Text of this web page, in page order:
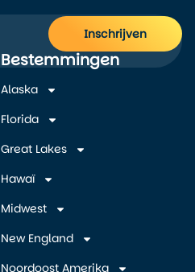
Bestemmingen
Alaska
Florida
Great Lakes
Hawaï
Midwest
New England
Noordoost Amerika
Inschrijven